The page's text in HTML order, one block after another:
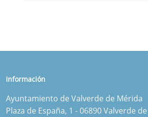
Información
Ayuntamiento de Valverde de Mérida
Plaza de España, 1 - 06890 Valverde